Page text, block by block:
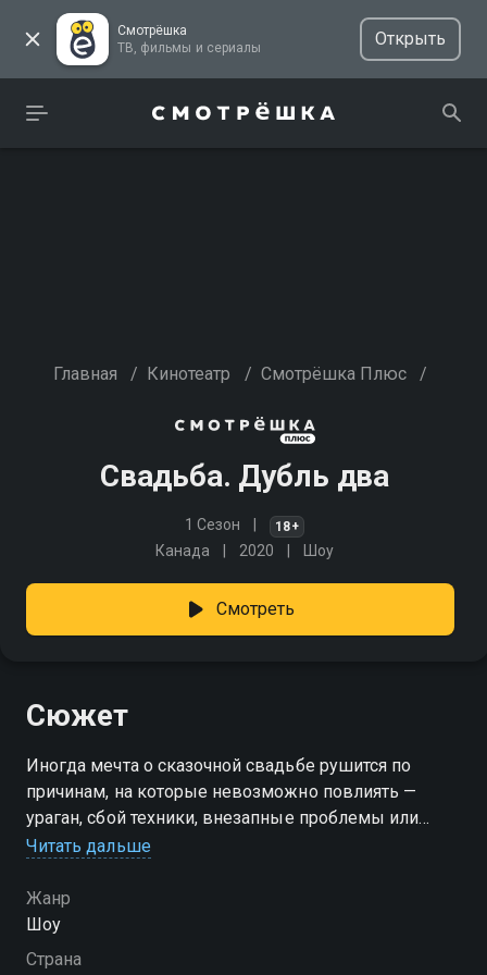
Смотрёшка
ТВ, фильмы и сериалы
Открыть
Главная / Кинотеатр / Смотрёшка Плюс /
Свадьба. Дубль два
1 Сезон 18+
Канада 2020 Шоу
Смотреть
Сюжет
Иногда мечта о сказочной свадьбе рушится по
причинам, на которые невозможно повлиять —
ураган, сбой техники, внезапные проблемы или
просто невезение. Это истории пар, чьи торжества
осадок. Ведущая Джессика Малруни и дизайнер
Каспар Хайдар берут на себя задачу всё исправить.
Вместе они дарят героям второй шанс —
Читать дальше
Жанр
Шоу
Страна